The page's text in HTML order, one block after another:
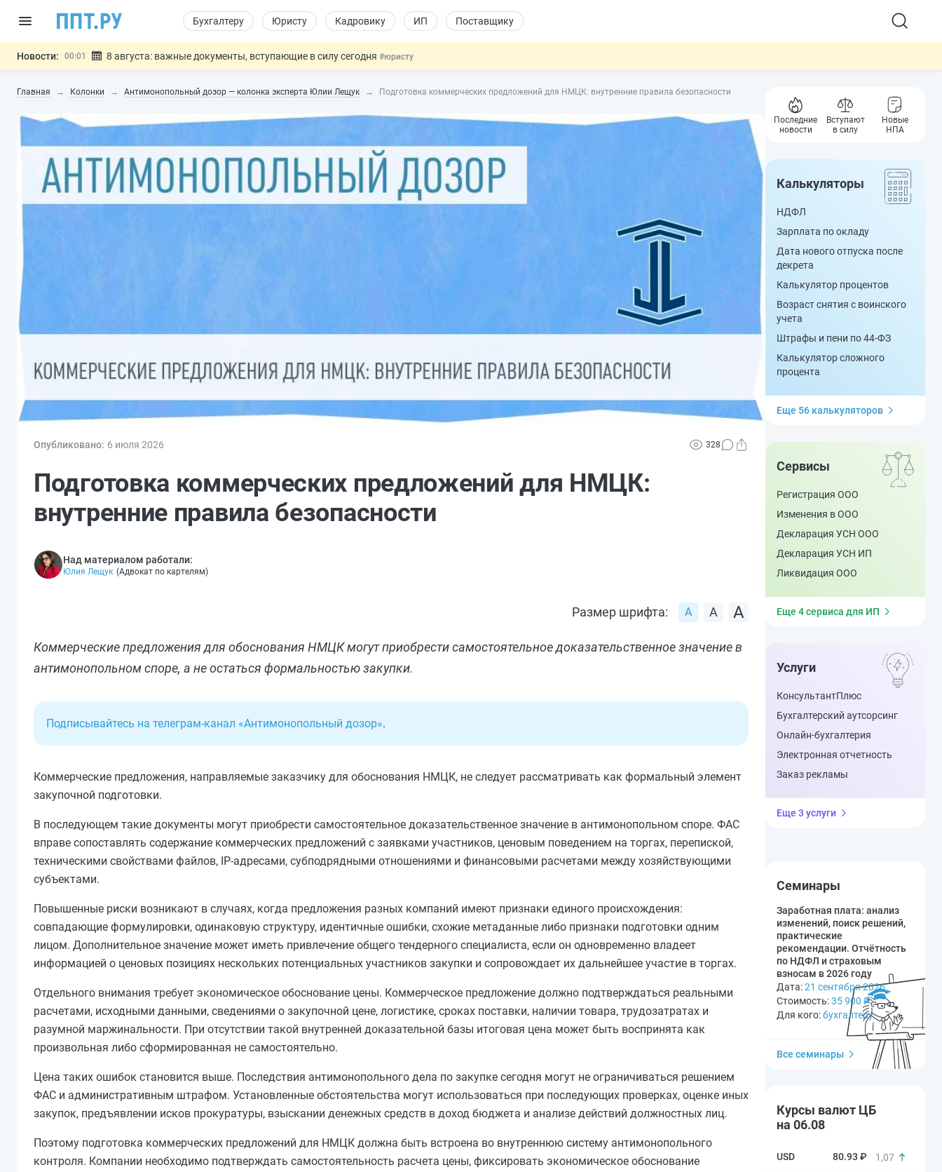
Бухгалтеру Юристу Кадровику ИП Поставщику
Новости: 00:01 8 августа: важные документы, вступающие в силу сегодня #юристу
07.08 Дистанционную работу беременных пропишут в ТК РФ#кадровику
Госпошлину за устранение ошибок в документах предлагают отменить#физлицу
Главная Колонки Антимонопольный дозор — колонка эксперта Юлии Лещук Подготовка коммерческих предложений для НМЦК: внутренние правила безопасности
Опубликовано: 6 июля 2026 328
Подготовка коммерческих предложений для НМЦК:
внутренние правила безопасности
Над материалом работали:
Юлия Лещук (Адвокат по картелям)
Размер шрифта:
Коммерческие предложения для обоснования НМЦК могут приобрести самостоятельное доказательственное значение в
антимонопольном споре, а не остаться формальностью закупки.
Подписывайтесь на телеграм-канал «Антимонопольный дозор».
Коммерческие предложения, направляемые заказчику для обоснования НМЦК, не следует рассматривать как формальный элемент
закупочной подготовки.
В последующем такие документы могут приобрести самостоятельное доказательственное значение в антимонопольном споре. ФАС
вправе сопоставлять содержание коммерческих предложений с заявками участников, ценовым поведением на торгах, перепиской,
техническими свойствами файлов, IP-адресами, субподрядными отношениями и финансовыми расчетами между хозяйствующими
субъектами.
Повышенные риски возникают в случаях, когда предложения разных компаний имеют признаки единого происхождения:
совпадающие формулировки, одинаковую структуру, идентичные ошибки, схожие метаданные либо признаки подготовки одним
лицом. Дополнительное значение может иметь привлечение общего тендерного специалиста, если он одновременно владеет
информацией о ценовых позициях нескольких потенциальных участников закупки и сопровождает их дальнейшее участие в торгах.
Отдельного внимания требует экономическое обоснование цены. Коммерческое предложение должно подтверждаться реальными
расчетами, исходными данными, сведениями о закупочной цене, логистике, сроках поставки, наличии товара, трудозатратах и
разумной маржинальности. При отсутствии такой внутренней доказательной базы итоговая цена может быть воспринята как
произвольная либо сформированная не самостоятельно.
Цена таких ошибок становится выше. Последствия антимонопольного дела по закупке сегодня могут не ограничиваться решением
ФАС и административным штрафом. Установленные обстоятельства могут использоваться при последующих проверках, оценке иных
закупок, предъявлении исков прокуратуры, взыскании денежных средств в доход бюджета и анализе действий должностных лиц.
Поэтому подготовка коммерческих предложений для НМЦК должна быть встроена во внутреннюю систему антимонопольного
контроля. Компании необходимо подтверждать самостоятельность расчета цены, фиксировать экономическое обоснование
Последние
новости
Вступают
в силу
Новые
НПА
Калькуляторы
НДФЛ
Зарплата по окладу
Дата нового отпуска после
декрета
Калькулятор процентов
Возраст снятия с воинского
учета
Штрафы и пени по 44-ФЗ
Калькулятор сложного
процента
Еще 56 калькуляторов
Сервисы
Регистрация ООО
Изменения в ООО
Декларация УСН ООО
Декларация УСН ИП
Ликвидация ООО
Еще 4 сервиса для ИП
Услуги
КонсультантПлюс
Бухгалтерский аутсорсинг
Онлайн-бухгалтерия
Электронная отчетность
Заказ рекламы
Еще 3 услуги
Семинары
Заработная плата: анализ
изменений, поиск решений,
практические
рекомендации. Отчётность
по НДФЛ и страховым
взносам в 2026 году
Дата:21 сентября 2026
Стоимость:35 900 ₽
Для кого:бухгалтеру
Все семинары
Курсы валют ЦБ
на 06.08
80.93 ₽ 1,07